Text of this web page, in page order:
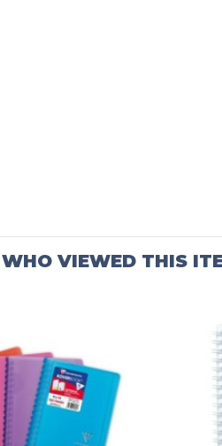
WHO VIEWED THIS